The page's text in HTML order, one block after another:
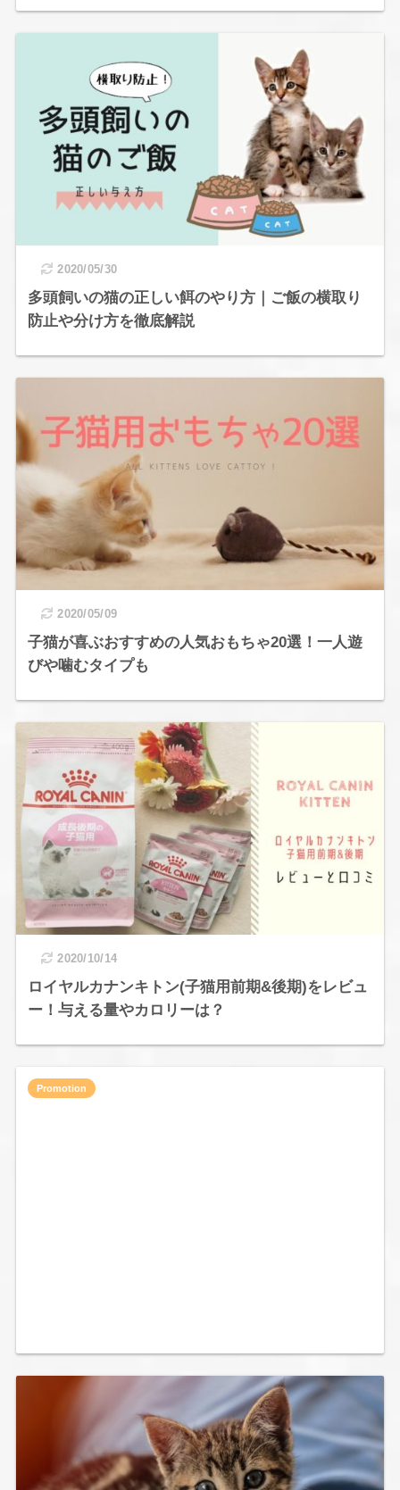
2020/05/30
多頭飼いの猫の正しい餌のやり方｜ご飯の横取り
防止や分け方を徹底解説
2020/05/09
子猫が喜ぶおすすめの人気おもちゃ20選！一人遊
びや噛むタイプも
2020/10/14
ロイヤルカナンキトン(子猫用前期&後期)をレビュ
ー！与える量やカロリーは？
Promotion